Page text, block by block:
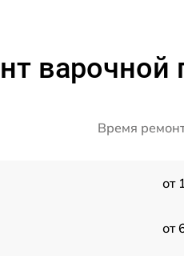
варочной
Время
от
от